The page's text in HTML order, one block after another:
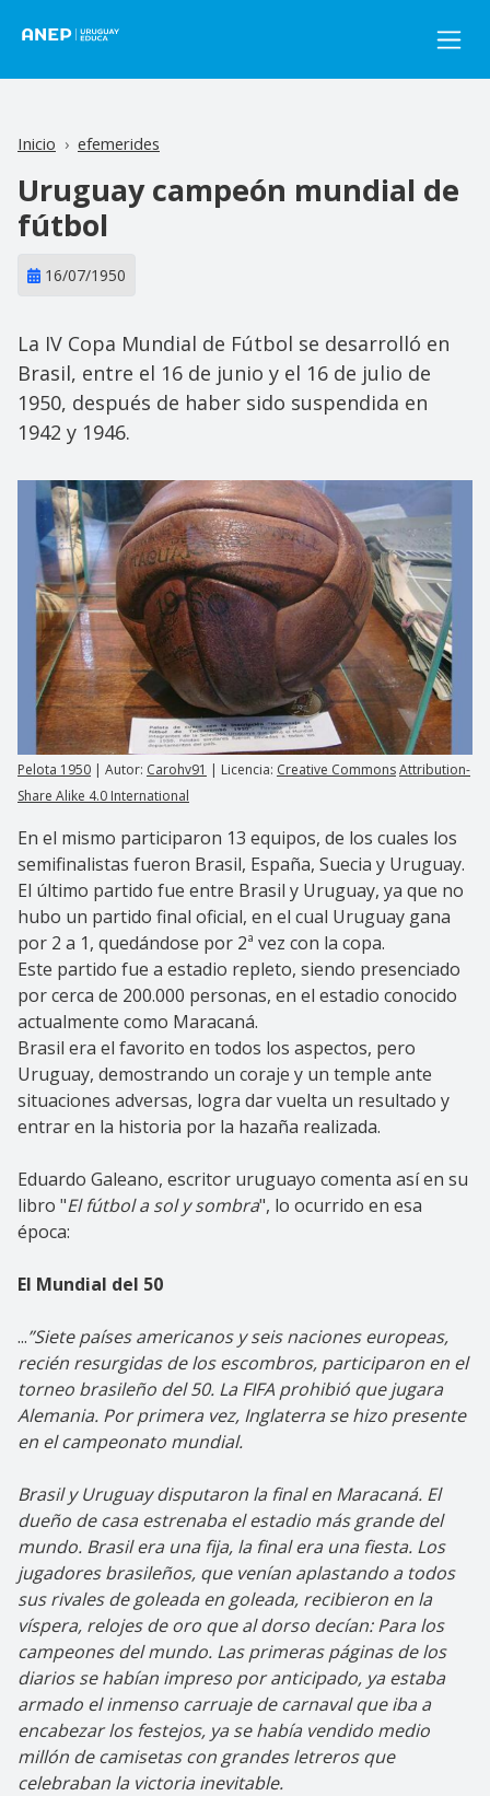
Inicio efemerides
Uruguay campeón mundial de
fútbol
16/07/1950
La IV Copa Mundial de Fútbol se desarrolló en
Brasil, entre el 16 de junio y el 16 de julio de
1950, después de haber sido suspendida en
1942 y 1946.
Pelota 1950 | Autor: Carohv91 | Licencia: Creative CommonsAttribution-
Share Alike 4.0 International
En el mismo participaron 13 equipos, de los cuales los
semifinalistas fueron Brasil, España, Suecia y Uruguay.
El último partido fue entre Brasil y Uruguay, ya que no
hubo un partido final oficial, en el cual Uruguay gana
por 2 a 1, quedándose por 2ª vez con la copa.
Este partido fue a estadio repleto, siendo presenciado
por cerca de 200.000 personas, en el estadio conocido
actualmente como Maracaná.
Brasil era el favorito en todos los aspectos, pero
Uruguay, demostrando un coraje y un temple ante
situaciones adversas, logra dar vuelta un resultado y
entrar en la historia por la hazaña realizada.
Eduardo Galeano, escritor uruguayo comenta así en su
libro "El fútbol a sol y sombra", lo ocurrido en esa
época:
El Mundial del 50
...”Siete países americanos y seis naciones europeas,
recién resurgidas de los escombros, participaron en el
torneo brasileño del 50. La FIFA prohibió que jugara
Alemania. Por primera vez, Inglaterra se hizo presente
en el campeonato mundial.
Brasil y Uruguay disputaron la final en Maracaná. El
dueño de casa estrenaba el estadio más grande del
mundo. Brasil era una fija, la final era una fiesta. Los
jugadores brasileños, que venían aplastando a todos
sus rivales de goleada en goleada, recibieron en la
víspera, relojes de oro que al dorso decían: Para los
campeones del mundo. Las primeras páginas de los
diarios se habían impreso por anticipado, ya estaba
armado el inmenso carruaje de carnaval que iba a
encabezar los festejos, ya se había vendido medio
millón de camisetas con grandes letreros que
celebraban la victoria inevitable.